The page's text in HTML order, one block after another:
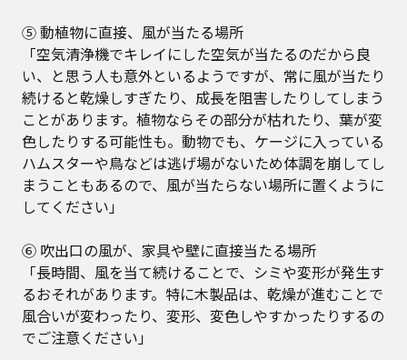
⑤ 動植物に直接、風が当たる場所
「空気清浄機でキレイにした空気が当たるのだから良
い、と思う人も意外といるようですが、常に風が当たり
続けると乾燥しすぎたり、成長を阻害したりしてしまう
ことがあります。植物ならその部分が枯れたり、葉が変
色したりする可能性も。動物でも、ケージに入っている
ハムスターや鳥などは逃げ場がないため体調を崩してし
まうこともあるので、風が当たらない場所に置くように
してください」
⑥ 吹出口の風が、家具や壁に直接当たる場所
「長時間、風を当て続けることで、シミや変形が発生す
るおそれがあります。特に木製品は、乾燥が進むことで
風合いが変わったり、変形、変色しやすかったりするの
でご注意ください」